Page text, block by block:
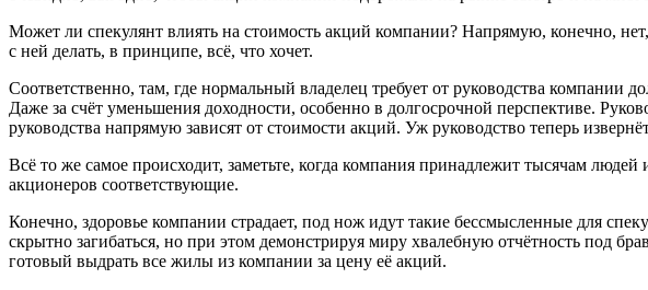
Может ли спекулянт влиять на стоимость акций компании? Напрямую, конечно,
с ней делать, в принципе, всё, что хочет.
Соответственно, там, где нормальный владелец требует от руководства компании
Даже за счёт уменьшения доходности, особенно в долгосрочной перспективе.
руководства напрямую зависят от стоимости акций. Уж руководство теперь
Всё то же самое происходит, заметьте, когда компания принадлежит тысячам
акционеров соответствующие.
Конечно, здоровье компании страдает, под нож идут такие бессмысленные для
скрытно загибаться, но при этом демонстрируя миру хвалебную отчётность под
готовый выдрать все жилы из компании за цену её акций.